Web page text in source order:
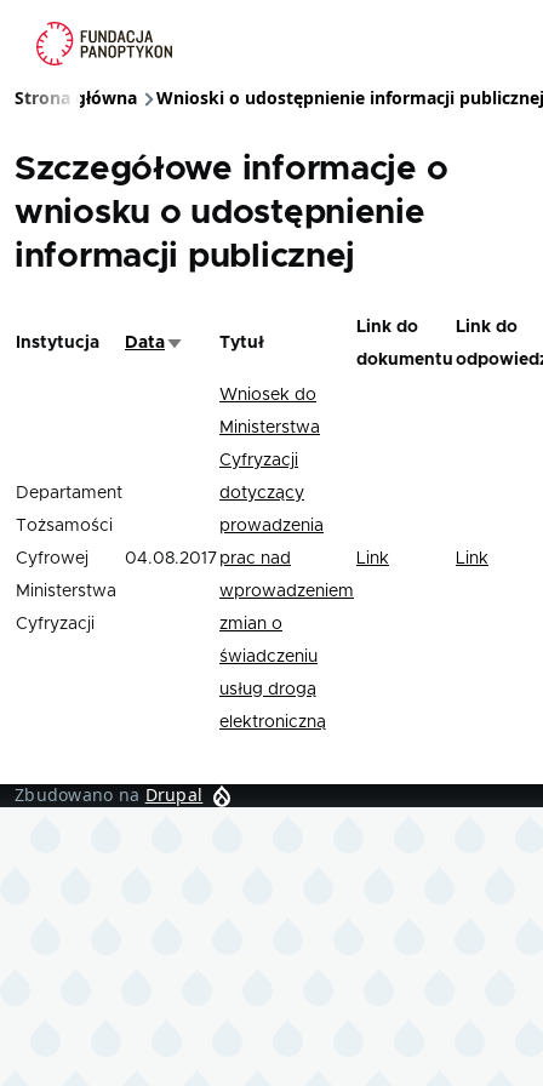
Ścieżka nawigacyjna
Strona główna Wnioski o udostępnienie informacji publicznej
Szczegółowe informacje o
wniosku o udostępnienie
informacji publicznej
Instytucja DataSortuj rosnąco
Tytuł
Link do
dokumentu
Link do
Departament
Tożsamości
Cyfrowej
Ministerstwa
Cyfryzacji
04.08.2017
Wniosek do
Ministerstwa
Cyfryzacji
dotyczący
prowadzenia
prac nad
wprowadzeniem
zmian o
świadczeniu
usług drogą
elektroniczną
Link Link
Zbudowano na Drupal